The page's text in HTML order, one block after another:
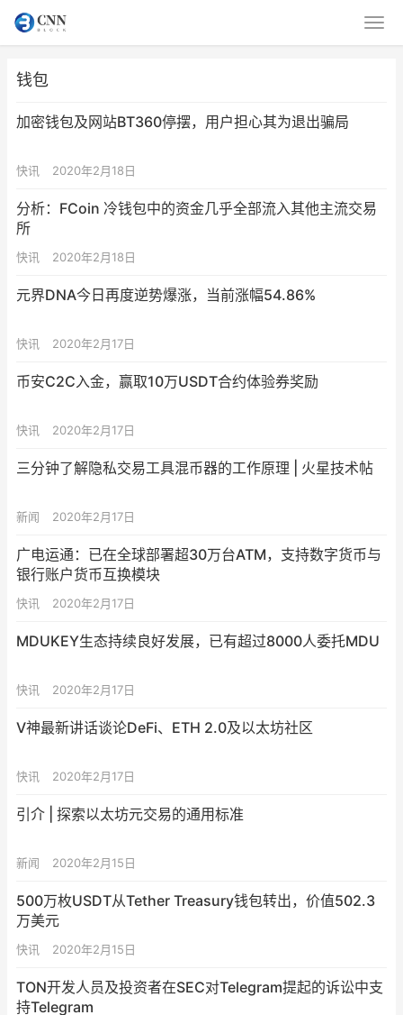
钱包
加密钱包及网站BT360停摆，用户担心其为退出骗局
快讯 2020年2月18日
分析：FCoin 冷钱包中的资金几乎全部流入其他主流交易
所
快讯 2020年2月18日
元界DNA今日再度逆势爆涨，当前涨幅54.86%
快讯 2020年2月17日
币安C2C入金，赢取10万USDT合约体验券奖励
快讯 2020年2月17日
三分钟了解隐私交易工具混币器的工作原理 | 火星技术帖
新闻 2020年2月17日
广电运通：已在全球部署超30万台ATM，支持数字货币与
银行账户货币互换模块
快讯 2020年2月17日
MDUKEY生态持续良好发展，已有超过8000人委托MDU
快讯 2020年2月17日
V神最新讲话谈论DeFi、ETH 2.0及以太坊社区
快讯 2020年2月17日
引介 | 探索以太坊元交易的通用标准
新闻 2020年2月15日
500万枚USDT从Tether Treasury钱包转出，价值502.3
万美元
快讯 2020年2月15日
TON开发人员及投资者在SEC对Telegram提起的诉讼中支
持Telegram